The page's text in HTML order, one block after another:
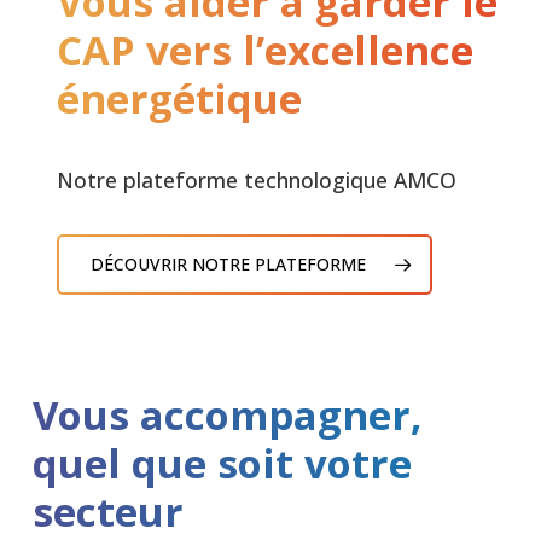
CAP vers l’excellence
énergétique
Notre plateforme technologique AMCO
DÉCOUVRIR NOTRE PLATEFORME
Vous accompagner,
quel que soit votre
secteur